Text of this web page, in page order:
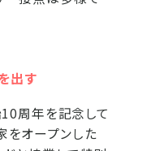
出す
周年を記念して
をオープンした